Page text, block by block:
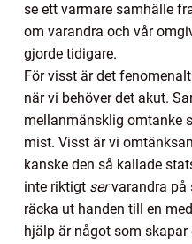
se ett varmare samhälle
om varandra och vår
gjorde tidigare.
För visst är det
när vi behöver det akut.
mellanmänsklig omtanke
mist. Visst är vi
kanske den så kallade
inte riktigt servarandra på
räcka ut handen till en
hjälp är något som